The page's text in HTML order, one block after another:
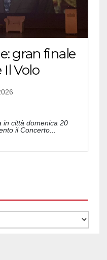
gran finale
Volo
in città domenica 20
il Concerto...